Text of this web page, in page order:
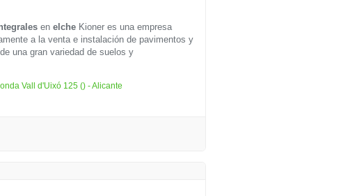
enelche Kioner es una empresa
a la venta e instalación de pavimentos y
una gran variedad de suelos y
Vall d'Uixó 125 () - Alicante